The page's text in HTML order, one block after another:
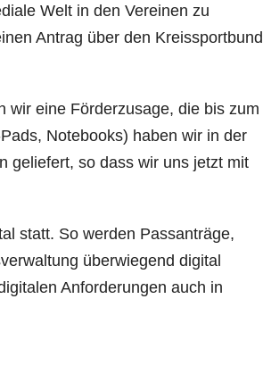
Welt in den Vereinen zu
Antrag über den Kreissportbund
wir eine Förderzusage, die bis zum
Notebooks) haben wir in der
geliefert, so dass wir uns jetzt mit
statt. So werden Passanträge,
überwiegend digital
Anforderungen auch in